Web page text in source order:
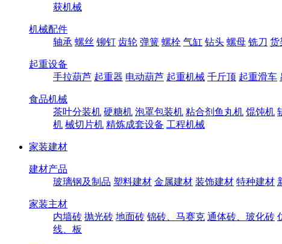
获机械
机械配件
轴承 螺丝 铆钉 齿轮 弹簧 螺栓 气缸 钻头 螺母 铣刀 货
起重设备
手拉葫芦 起重器 电动葫芦 起重机械 千斤顶 起重滑车
食品机械
茶叶分装机 硬糖机 泡罩包装机 粘合剂鱼丸机 馄饨机
机 械切片机 精炼成套设备 工程机械
家装建材
建材产品
玻璃钢及制品 塑料建材 金属建材 装饰建材 特种建材
家装主材
内墙砖 抛光砖 地面砖 锦砖、马赛克 通体砖、玻化砖
线、板